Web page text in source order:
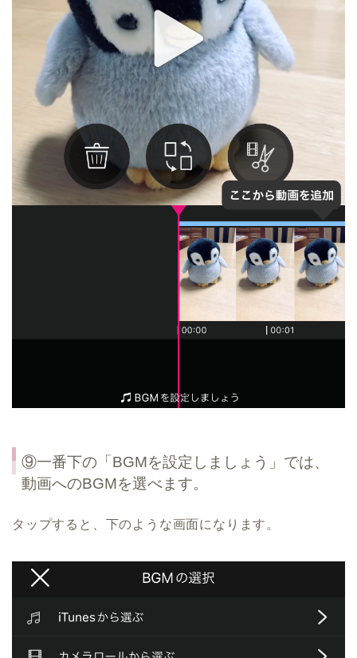
⑨一番下の「BGMを設定しましょう」では、
動画へのBGMを選べます。
タップすると、下のような画面になります。